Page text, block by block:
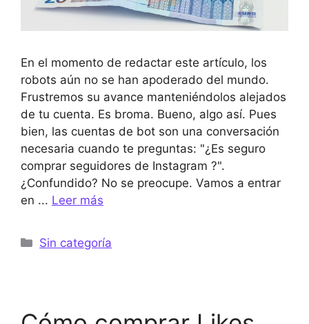
En el momento de redactar este artículo, los
robots aún no se han apoderado del mundo.
Frustremos su avance manteniéndolos alejados
de tu cuenta. Es broma. Bueno, algo así. Pues
bien, las cuentas de bot son una conversación
necesaria cuando te preguntas: "¿Es seguro
comprar seguidores de Instagram ?".
¿Confundido? No se preocupe. Vamos a entrar
en ... Leer más
Categorías
Sin categoría